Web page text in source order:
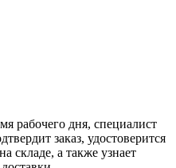
рабочего дня, специалист
заказ, удостоверится
складе, а также узнает